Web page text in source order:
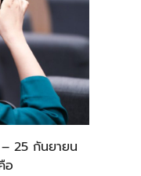
25 กันยายน
อ